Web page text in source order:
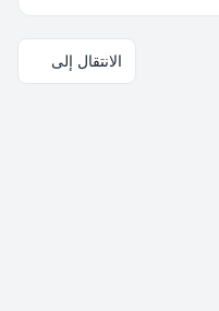
الانتقال إلى